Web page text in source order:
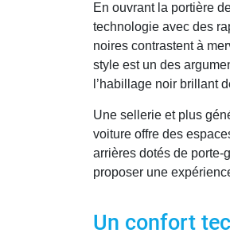
En ouvrant la portière
technologie avec des
noires contrastent à
style est un des
l’habillage noir brillant
Une sellerie et plus
voiture offre des
arrières dotés de porte-
proposer une
Un confort